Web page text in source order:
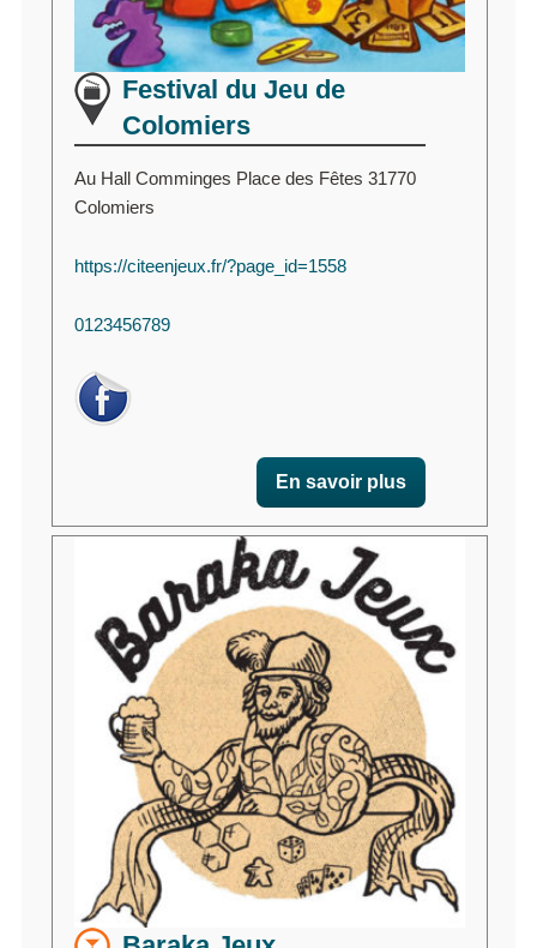
Festival du Jeu de
Colomiers
Au Hall Comminges Place des Fêtes 31770
Colomiers
https://citeenjeux.fr/?page_id=1558
0123456789
En savoir plus